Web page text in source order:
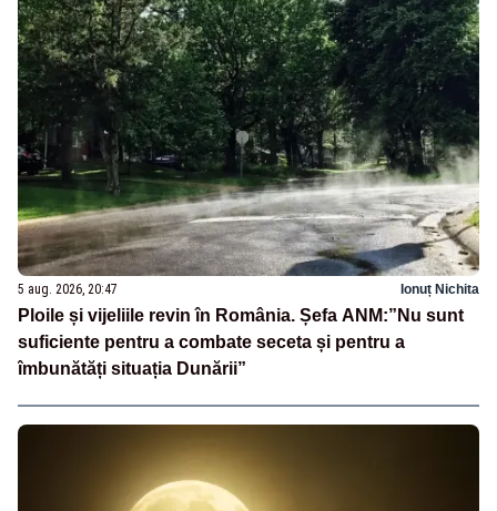
5 aug. 2026, 20:47 Ionuț Nichita
Ploile și vijeliile revin în România. Șefa ANM:”Nu sunt
suficiente pentru a combate seceta și pentru a
îmbunătăți situația Dunării”